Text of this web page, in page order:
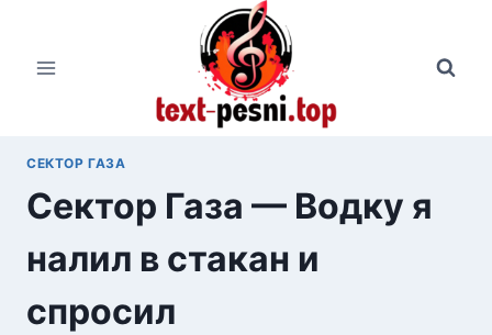
содержимому
СЕКТОР ГАЗА
Сектор Газа — Водку я
налил в стакан и
спросил